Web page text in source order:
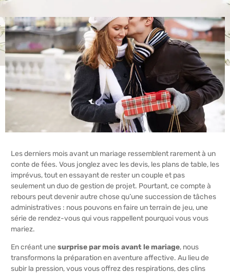
Les derniers mois avant un mariage ressemblent rarement à un
conte de fées. Vous jonglez avec les devis, les plans de table, les
imprévus, tout en essayant de rester un couple et pas
seulement un duo de gestion de projet. Pourtant, ce compte à
rebours peut devenir autre chose qu’une succession de tâches
administratives : nous pouvons en faire un terrain de jeu, une
série de rendez-vous qui vous rappellent pourquoi vous vous
mariez.
En créant une surprise par mois avant le mariage, nous
transformons la préparation en aventure affective. Au lieu de
subir la pression, vous vous offrez des respirations, des clins